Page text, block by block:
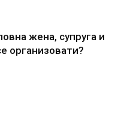
жена, супруга и
организовати?